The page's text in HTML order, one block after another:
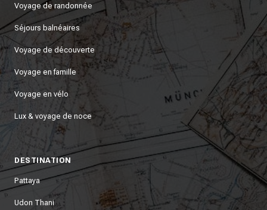
Voyage de randonnée
Séjours balnéaires
Voyage de découverte
Voyage en famille
Voyage en vélo
Lux & voyage de noce
DESTINATION
Pattaya
Udon Thani